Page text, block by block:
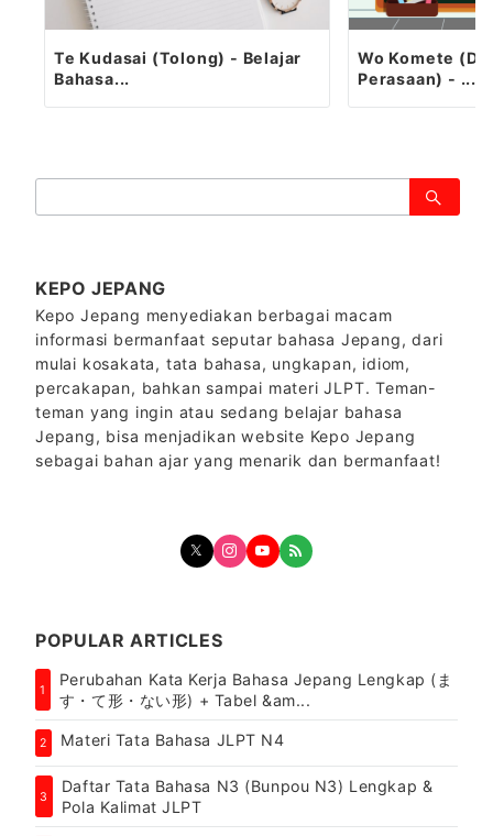
Te Kudasai (Tolong) - Belajar
Bahasa...
Wo Komete
Perasaan) - ...
索：
KEPO JEPANG
Kepo Jepang menyediakan berbagai macam
informasi bermanfaat seputar bahasa Jepang, dari
mulai kosakata, tata bahasa, ungkapan, idiom,
percakapan, bahkan sampai materi JLPT. Teman-
teman yang ingin atau sedang belajar bahasa
Jepang, bisa menjadikan website Kepo Jepang
sebagai bahan ajar yang menarik dan bermanfaat!
POPULAR ARTICLES
1
Perubahan Kata Kerja Bahasa Jepang Lengkap (ま
す・て形・ない形) + Tabel &am...
2 Materi Tata Bahasa JLPT N4
3
Daftar Tata Bahasa N3 (Bunpou N3) Lengkap &
Pola Kalimat JLPT